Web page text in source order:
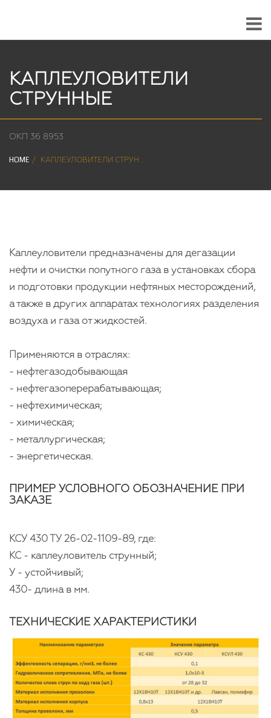
КАПЛЕУЛОВИТЕЛИ
СТРУННЫЕ
ОКП 36 8953
HOME КАПЛЕУЛОВИТЕЛИ СТРУН ...
Каплеуловители предназначены для дегазации
нефти и очистки попутного газа в установках сбора
и подготовки продукции нефтяных месторождений,
а также в других аппаратах технологиях разделения
воздуха и газа от жидкостей.
Применяются в отраслях:
- нефтегазодобывающая
- нефтегазоперерабатывающая;
- нефтехимическая;
- химическая;
- металлургическая;
- энергетическая.
ПРИМЕР УСЛОВНОГО ОБОЗНАЧЕНИЕ ПРИ
ЗАКАЗЕ
КСУ 430 ТУ 26-02-1109-89, где:
КС - каплеуловитель струнный;
У - устойчивый;
430- длина в мм.
ТЕХНИЧЕСКИЕ ХАРАКТЕРИСТИКИ